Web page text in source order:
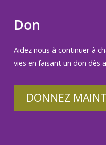
Don
Aidez nous à continuer à
vies en faisant un don dès
DONNEZ